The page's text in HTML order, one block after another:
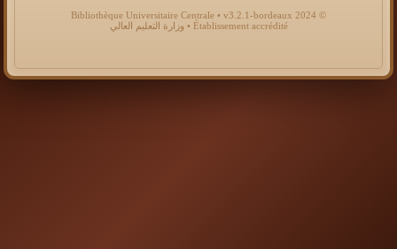
© 2024 Bibliothèque Universitaire Centrale • v3.2.1-bordeaux
Établissement accrédité • وزارة التعليم العالي